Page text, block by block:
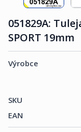
051829A:
SPORT 19mm
Výrobce
SKU
EAN